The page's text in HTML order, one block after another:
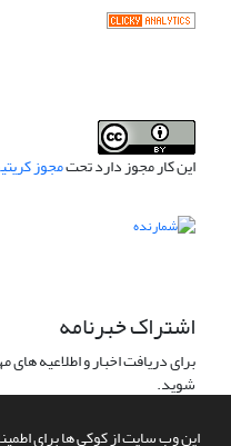
این وب سایت از کوکی ها برای
این کار مجوز دارد تحتمجوز کریتیو
اشتراک خبرنامه
برای دریافت اخبار و اطلاعیه
شوید.